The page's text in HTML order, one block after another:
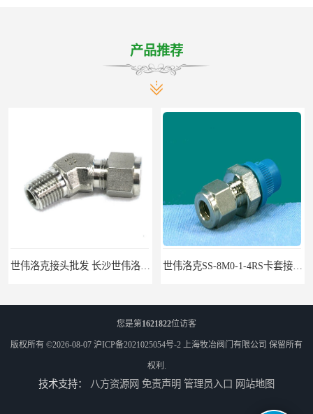
产品推荐
您是第1621822位访客
版权所有 ©2026-08-07 沪ICP备2021025054号-2 上海牧冶阀门有限公司 保留所有
权利.
技术支持： 八方资源网 免责声明 管理员入口 网站地图